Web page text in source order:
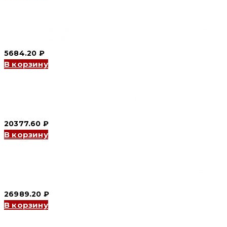
5684.20 ₽
В корзину
20377.60 ₽
В корзину
26989.20 ₽
В корзину